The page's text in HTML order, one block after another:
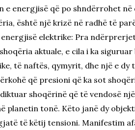
e energjisë që po shndërrohet
është një krizë në radhë të
elektrike: Pra
aktuale, e cila i ka
të naftës, qymyrit, dhe një e
që presioni që ka sot
shoqërinë që të vendosë
planetin tonë. Këto janë dy
të këtij tensioni. Manifestim